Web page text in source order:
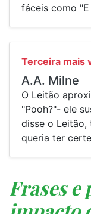
fáceis como
Terceira mais
A.A. Milne
O Leitão
"Pooh?"- ele
disse o Leitão,
queria ter
Frases e